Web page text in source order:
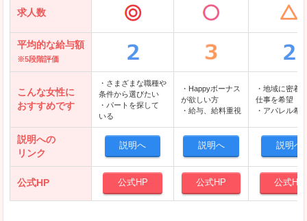
テンプスタッフ
アパレル転職なび
求人数
平均的な給与額
※5段階評価
こんな女性に
おすすめです
・さまざまな職種や
条件から選びたい
・パートを探して
いる
・Happyボーナス
が欲しい方
・給与、給料重視
・地域に密着
仕事を希望
・アパレル希
説明への
リンク
説明へ 説明へ 説明へ
公式HP 公式HP 公式HP 公式HP